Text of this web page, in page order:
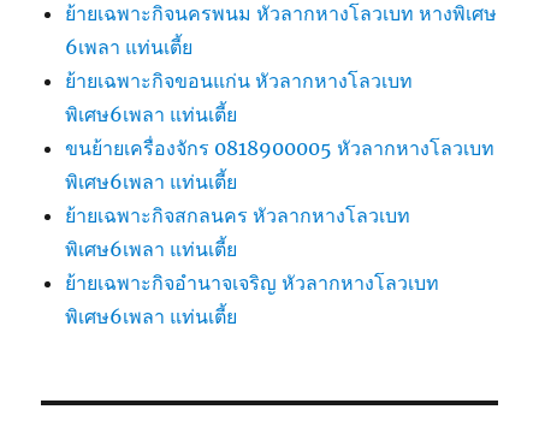
ย้ายเฉพาะกิจนครพนม หัวลากหางโลวเบท หางพิเศษ
6เพลา แท่นเตี้ย
ย้ายเฉพาะกิจขอนแก่น หัวลากหางโลวเบท
พิเศษ6เพลา แท่นเตี้ย
ขนย้ายเครื่องจักร 0818900005 หัวลากหางโลวเบท
พิเศษ6เพลา แท่นเตี้ย
ย้ายเฉพาะกิจสกลนคร หัวลากหางโลวเบท
พิเศษ6เพลา แท่นเตี้ย
ย้ายเฉพาะกิจอำนาจเจริญ หัวลากหางโลวเบท
พิเศษ6เพลา แท่นเตี้ย